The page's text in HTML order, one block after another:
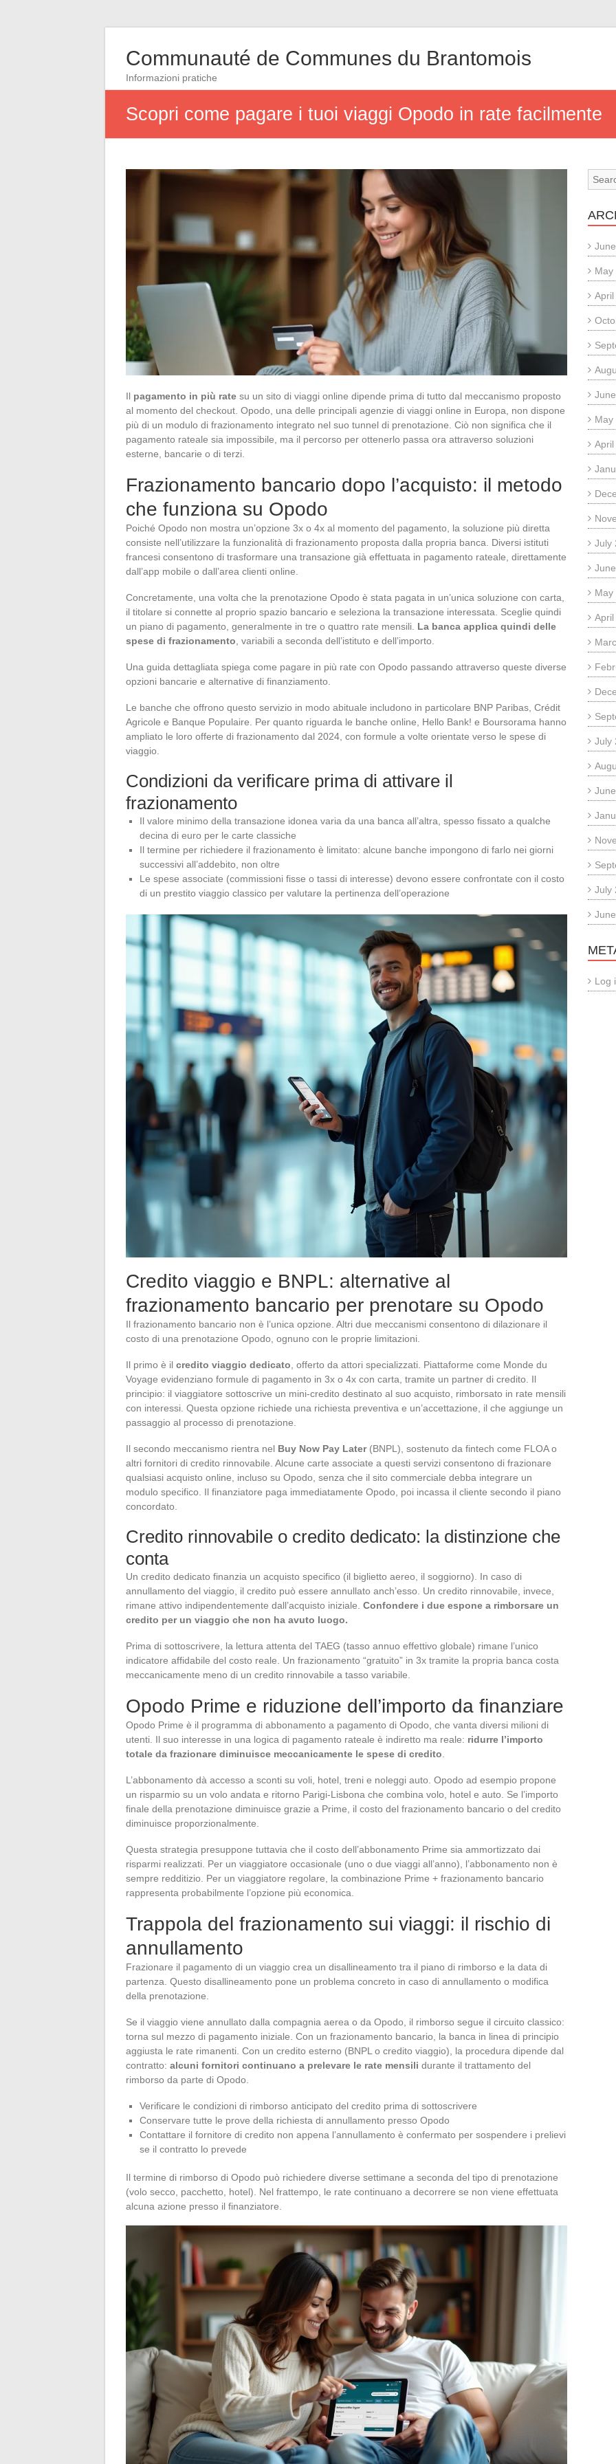
Communauté de Communes du Brantomois
Informazioni pratiche
Scopri come pagare i tuoi viaggi Opodo in rate facilmente
Il pagamento in più rate su un sito di viaggi online dipende prima di tutto dal meccanismo proposto
al momento del checkout. Opodo, una delle principali agenzie di viaggi online in Europa, non dispone
più di un modulo di frazionamento integrato nel suo tunnel di prenotazione. Ciò non significa che il
pagamento rateale sia impossibile, ma il percorso per ottenerlo passa ora attraverso soluzioni
esterne, bancarie o di terzi.
Frazionamento bancario dopo l’acquisto: il metodo
che funziona su Opodo
Poiché Opodo non mostra un’opzione 3x o 4x al momento del pagamento, la soluzione più diretta
consiste nell’utilizzare la funzionalità di frazionamento proposta dalla propria banca. Diversi istituti
francesi consentono di trasformare una transazione già effettuata in pagamento rateale, direttamente
dall’app mobile o dall’area clienti online.
Concretamente, una volta che la prenotazione Opodo è stata pagata in un’unica soluzione con carta,
il titolare si connette al proprio spazio bancario e seleziona la transazione interessata. Sceglie quindi
un piano di pagamento, generalmente in tre o quattro rate mensili. La banca applica quindi delle
spese di frazionamento , variabili a seconda dell’istituto e dell’importo.
Una guida dettagliata spiega come pagare in più rate con Opodo passando attraverso queste diverse
opzioni bancarie e alternative di finanziamento.
Le banche che offrono questo servizio in modo abituale includono in particolare BNP Paribas, Crédit
Agricole e Banque Populaire. Per quanto riguarda le banche online, Hello Bank! e Boursorama hanno
ampliato le loro offerte di frazionamento dal 2024, con formule a volte orientate verso le spese di
viaggio.
Condizioni da verificare prima di attivare il
frazionamento
Il valore minimo della transazione idonea varia da una banca all’altra, spesso fissato a qualche
decina di euro per le carte classiche
Il termine per richiedere il frazionamento è limitato: alcune banche impongono di farlo nei giorni
successivi all’addebito, non oltre
Le spese associate (commissioni fisse o tassi di interesse) devono essere confrontate con il costo
di un prestito viaggio classico per valutare la pertinenza dell’operazione
Credito viaggio e BNPL: alternative al
frazionamento bancario per prenotare su Opodo
Il frazionamento bancario non è l’unica opzione. Altri due meccanismi consentono di dilazionare il
costo di una prenotazione Opodo, ognuno con le proprie limitazioni.
Il primo è il credito viaggio dedicato, offerto da attori specializzati. Piattaforme come Monde du
Voyage evidenziano formule di pagamento in 3x o 4x con carta, tramite un partner di credito. Il
principio: il viaggiatore sottoscrive un mini-credito destinato al suo acquisto, rimborsato in rate mensili
con interessi. Questa opzione richiede una richiesta preventiva e un’accettazione, il che aggiunge un
passaggio al processo di prenotazione.
Il secondo meccanismo rientra nel Buy Now Pay Later(BNPL), sostenuto da fintech come FLOA o
altri fornitori di credito rinnovabile. Alcune carte associate a questi servizi consentono di frazionare
qualsiasi acquisto online, incluso su Opodo, senza che il sito commerciale debba integrare un
modulo specifico. Il finanziatore paga immediatamente Opodo, poi incassa il cliente secondo il piano
concordato.
Credito rinnovabile o credito dedicato: la distinzione che
conta
Un credito dedicato finanzia un acquisto specifico (il biglietto aereo, il soggiorno). In caso di
annullamento del viaggio, il credito può essere annullato anch’esso. Un credito rinnovabile, invece,
rimane attivo indipendentemente dall’acquisto iniziale. Confondere i due espone a rimborsare un
credito per un viaggio che non ha avuto luogo.
Prima di sottoscrivere, la lettura attenta del TAEG (tasso annuo effettivo globale) rimane l’unico
indicatore affidabile del costo reale. Un frazionamento “gratuito” in 3x tramite la propria banca costa
meccanicamente meno di un credito rinnovabile a tasso variabile.
Opodo Prime e riduzione dell’importo da finanziare
Opodo Prime è il programma di abbonamento a pagamento di Opodo, che vanta diversi milioni di
utenti. Il suo interesse in una logica di pagamento rateale è indiretto ma reale: ridurre l’importo
totale da frazionare diminuisce meccanicamente le spese di credito.
L’abbonamento dà accesso a sconti su voli, hotel, treni e noleggi auto. Opodo ad esempio propone
un risparmio su un volo andata e ritorno Parigi-Lisbona che combina volo, hotel e auto. Se l’importo
finale della prenotazione diminuisce grazie a Prime, il costo del frazionamento bancario o del credito
diminuisce proporzionalmente.
Questa strategia presuppone tuttavia che il costo dell’abbonamento Prime sia ammortizzato dai
risparmi realizzati. Per un viaggiatore occasionale (uno o due viaggi all’anno), l’abbonamento non è
sempre redditizio. Per un viaggiatore regolare, la combinazione Prime + frazionamento bancario
rappresenta probabilmente l’opzione più economica.
Trappola del frazionamento sui viaggi: il rischio di
annullamento
Frazionare il pagamento di un viaggio crea un disallineamento tra il piano di rimborso e la data di
partenza. Questo disallineamento pone un problema concreto in caso di annullamento o modifica
della prenotazione.
Se il viaggio viene annullato dalla compagnia aerea o da Opodo, il rimborso segue il circuito classico:
torna sul mezzo di pagamento iniziale. Con un frazionamento bancario, la banca in linea di principio
aggiusta le rate rimanenti. Con un credito esterno (BNPL o credito viaggio), la procedura dipende dal
contratto: alcuni fornitori continuano a prelevare le rate mensili durante il trattamento del
rimborso da parte di Opodo.
Verificare le condizioni di rimborso anticipato del credito prima di sottoscrivere
Conservare tutte le prove della richiesta di annullamento presso Opodo
Contattare il fornitore di credito non appena l’annullamento è confermato per sospendere i prelievi
se il contratto lo prevede
Il termine di rimborso di Opodo può richiedere diverse settimane a seconda del tipo di prenotazione
(volo secco, pacchetto, hotel). Nel frattempo, le rate continuano a decorrere se non viene effettuata
alcuna azione presso il finanziatore.
May
May
July
May
July
July
Log